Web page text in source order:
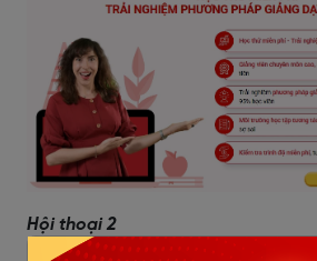
Hội thoại 2